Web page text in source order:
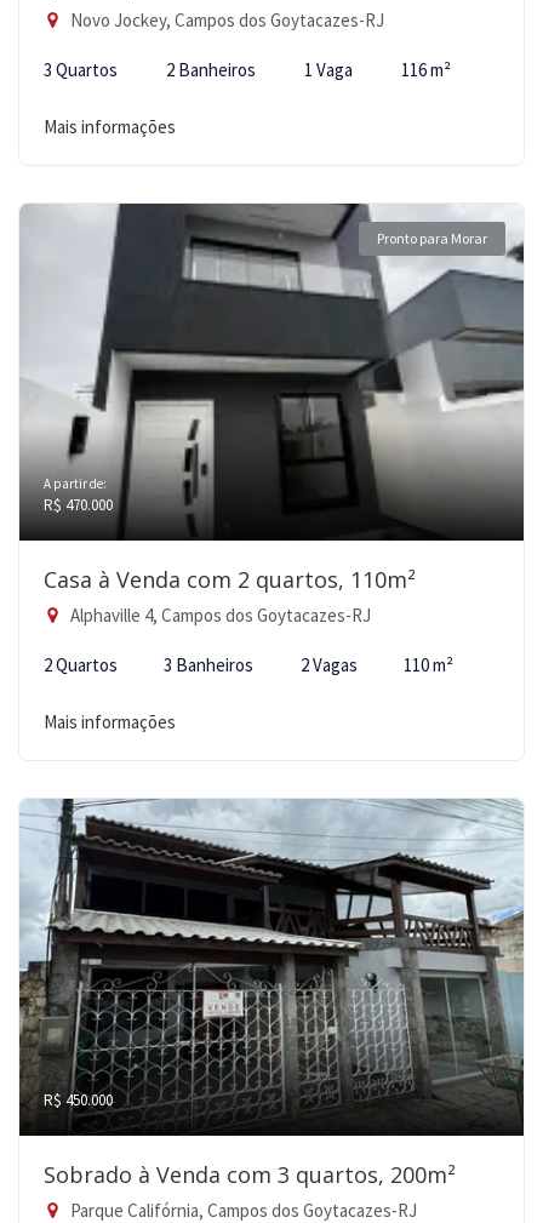
Novo Jockey, Campos dos Goytacazes-RJ
3 Quartos 2 Banheiros 1 Vaga 116 m²
Mais informações
Pronto para Morar
A partir de:
R$ 470.000
Casa à Venda com 2 quartos, 110m²
Alphaville 4, Campos dos Goytacazes-RJ
2 Quartos 3 Banheiros 2 Vagas 110 m²
Mais informações
R$ 450.000
Sobrado à Venda com 3 quartos, 200m²
Parque Califórnia, Campos dos Goytacazes-RJ